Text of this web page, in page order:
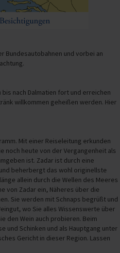
Bundesautobahnen und vorbei an
nach Dalmatien fort und erreichen
willkommen geheißen werden. Hier
Mit einer Reiseleitung erkunden
noch heute von der Vergangenheit als
ist. Zadar ist durch eine
beherbergt das wohl originellste
allein durch die Wellen des Meeres
von Zadar ein, Näheres über die
Sie werden mit Schnaps begrüßt und
wo Sie alles Wissenswerte über
den Wein auch probieren. Beim
und Schinken und als Hauptgang unter
Gericht in dieser Region. Lassen